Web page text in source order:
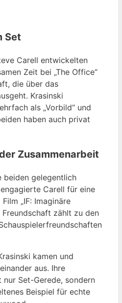
Set
Carell entwickelten
Zeit bei „The Office“
die über das
Krasinski
als „Vorbild“ und
haben auch privat
Zusammenarbeit
beiden gelegentlich
Carell für eine
„IF: Imaginäre
Freundschaft zählt zu den
kamen und
aus. Ihre
Set-Gerede, sondern
Beispiel für echte